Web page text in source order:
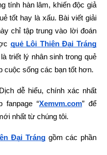
tính hàn lâm, khiến độc giả
tốt hay là xấu. Bài viết giải
chỉ tập trung vào lời đoán
quẻ Lôi Thiên Đại Tráng
triết lý nhân sinh trong quẻ
cuộc sống các bạn tốt hơn.
dễ hiểu, chính xác nhất
fanpage “Xemvm.com” để
nhất từ chúng tôi.
Đại Tráng gồm các phần